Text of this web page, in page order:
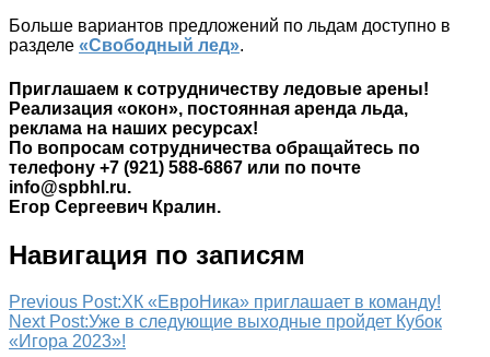
Больше вариантов предложений по льдам доступно в
разделе «Свободный лед».
Приглашаем к сотрудничеству ледовые арены!
Реализация «окон», постоянная аренда льда,
реклама на наших ресурсах!
По вопросам сотрудничества обращайтесь по
телефону +7 (921) 588-6867 или по почте
info@spbhl.ru.
Егор Сергеевич Кралин.
Навигация по записям
Previous Post:ХК «ЕвроНика» приглашает в команду!
Next Post:Уже в следующие выходные пройдет Кубок
«Игора 2023»!